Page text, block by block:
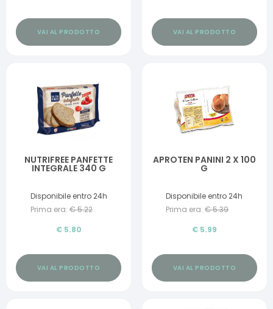
VAI AL PRODOTTO VAI AL PRODOTTO
NUTRIFREE PANFETTE
INTEGRALE 340 G
Disponibile entro 24h
Prima era: €5.22
€ 5.80
VAI AL PRODOTTO
APROTEN PANINI 2 X 100
G
Disponibile entro 24h
Prima era: €5.39
€ 5.99
VAI AL PRODOTTO